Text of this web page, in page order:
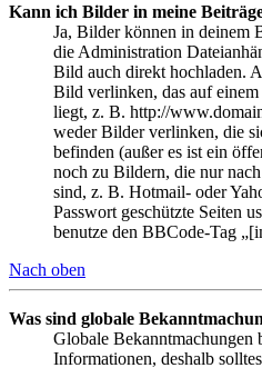
Kann ich Bilder in meine
Ja, Bilder können in deinem
die Administration
Bild auch direkt hochladen.
Bild verlinken, das auf
liegt, z. B. http://
weder Bilder verlinken, die
befinden (außer es ist ein
noch zu Bildern, die nur
sind, z. B. Hotmail- oder
Passwort geschützte Seiten
benutze den BBCode-Tag
Nach oben
Was sind globale
Globale Bekanntmachungen
Informationen, deshalb